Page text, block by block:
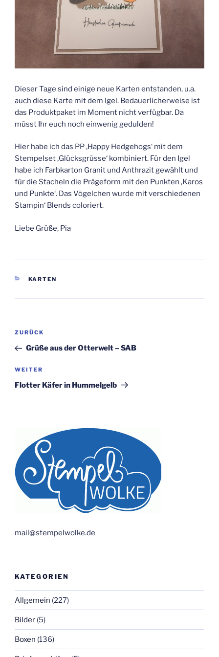
Dieser Tage sind einige neue Karten entstanden, u.a.
auch diese Karte mit dem Igel. Bedauerlicherweise ist
das Produktpaket im Moment nicht verfügbar. Da
müsst Ihr euch noch einwenig gedulden!
Hier habe ich das PP ‚Happy Hedgehogs‘ mit dem
Stempelset ‚Glücksgrüsse‘ kombiniert. Für den Igel
habe ich Farbkarton Granit und Anthrazit gewählt und
für die Stacheln die Prägeform mit den Punkten ‚Karos
und Punkte‘. Das Vögelchen wurde mit verschiedenen
Stampin‘ Blends coloriert.
Liebe Grüße, Pia
KATEGORIEN
KARTEN
Beitragsnavigation
Vorheriger
Beitrag
ZURÜCK
Grüße aus der Otterwelt – SAB
Nächster
Beitrag
WEITER
Flotter Käfer in Hummelgelb
mail@stempelwolke.de
KATEGORIEN
Allgemein (227)
Bilder (5)
Boxen (136)